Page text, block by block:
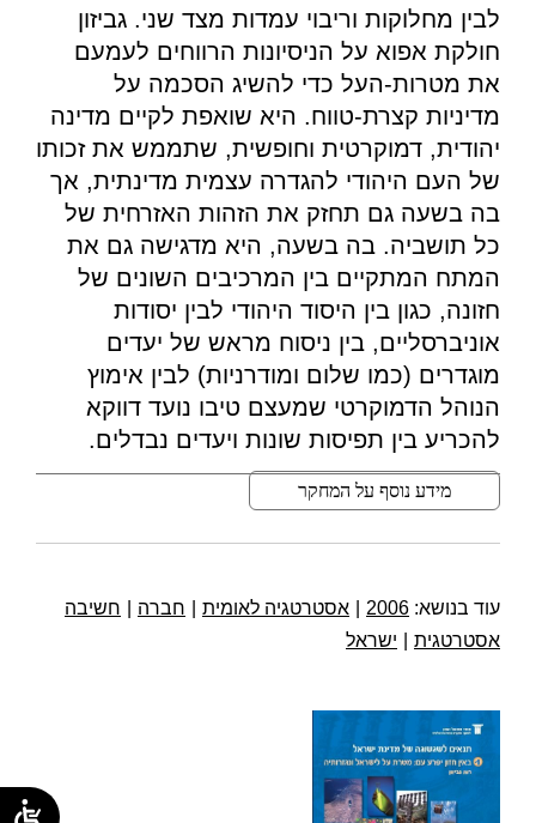
לבין מחלוקות וריבוי עמדות מצד שני. גביזון
חולקת אפוא על הניסיונות הרווחים לעמעם
את מטרות-העל כדי להשיג הסכמה על
מדיניות קצרת-טווח. היא שואפת לקיים מדינה
יהודית, דמוקרטית וחופשית, שתממש את זכותו
של העם היהודי להגדרה עצמית מדינתית, אך
בה בשעה גם תחזק את הזהות האזרחית של
כל תושביה. בה בשעה, היא מדגישה גם את
המתח המתקיים בין המרכיבים השונים של
חזונה, כגון בין היסוד היהודי לבין יסודות
אוניברסליים, בין ניסוח מראש של יעדים
מוגדרים (כמו שלום ומודרניות) לבין אימוץ
הנוהל הדמוקרטי שמעצם טיבו נועד דווקא
להכריע בין תפיסות שונות ויעדים נבדלים.
מידע נוסף על המחקר
עוד בנושא: 2006 אסטרטגיה לאומית חברה
חשיבה
אסטרטגית
ישראל